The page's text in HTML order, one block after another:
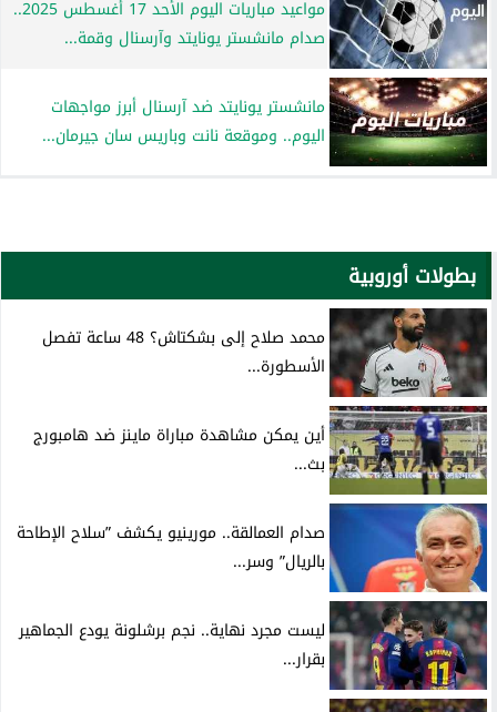
مواعيد مباريات اليوم الأحد 17 أغسطس 2025..
صدام مانشستر يونايتد وآرسنال وقمة...
مانشستر يونايتد ضد آرسنال أبرز مواجهات
اليوم.. وموقعة نانت وباريس سان جيرمان...
بطولات أوروبية
محمد صلاح إلى بشكتاش؟ 48 ساعة تفصل
الأسطورة...
أين يمكن مشاهدة مباراة ماينز ضد هامبورج
بث...
صدام العمالقة.. مورينيو يكشف ”سلاح الإطاحة
بالريال” وسر...
ليست مجرد نهاية.. نجم برشلونة يودع الجماهير
بقرار...